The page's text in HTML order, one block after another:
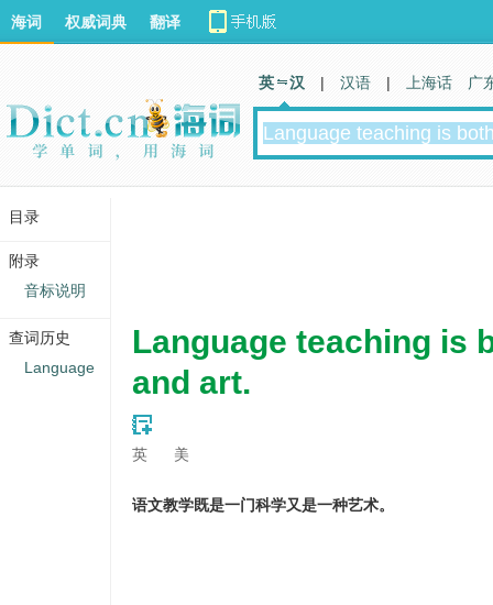
Language teaching is
and art.
英 美
语文教学既是一门科学又是一种艺术。
海词 权威词典 翻译
英 汉 | 汉语 | 上海话 广
目录
附录
音标说明
查词历史
Language